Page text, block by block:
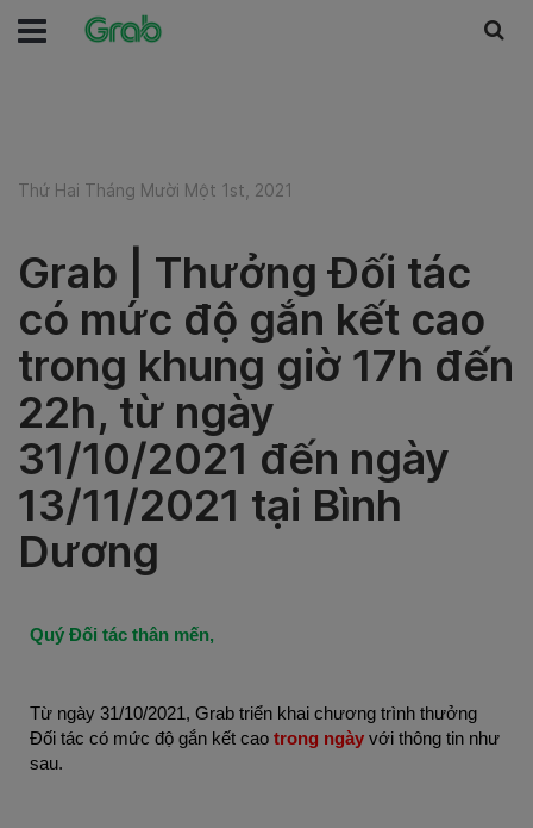
Thứ Hai Tháng Mười Một 1st, 2021
Grab | Thưởng Đối tác
có mức độ gắn kết cao
trong khung giờ 17h đến
22h, từ ngày
31/10/2021 đến ngày
13/11/2021 tại Bình
Dương
Quý Đối tác thân mến,
Từ ngày 31/10/2021, Grab triển khai chương trình thưởng
Đối tác có mức độ gắn kết cao trong ngày với thông tin như
sau.